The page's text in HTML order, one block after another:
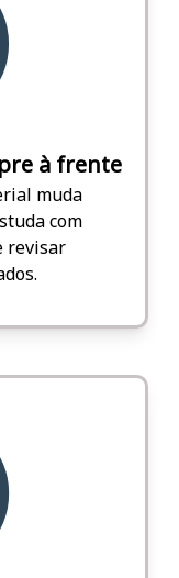
à frente
muda
com
revisar